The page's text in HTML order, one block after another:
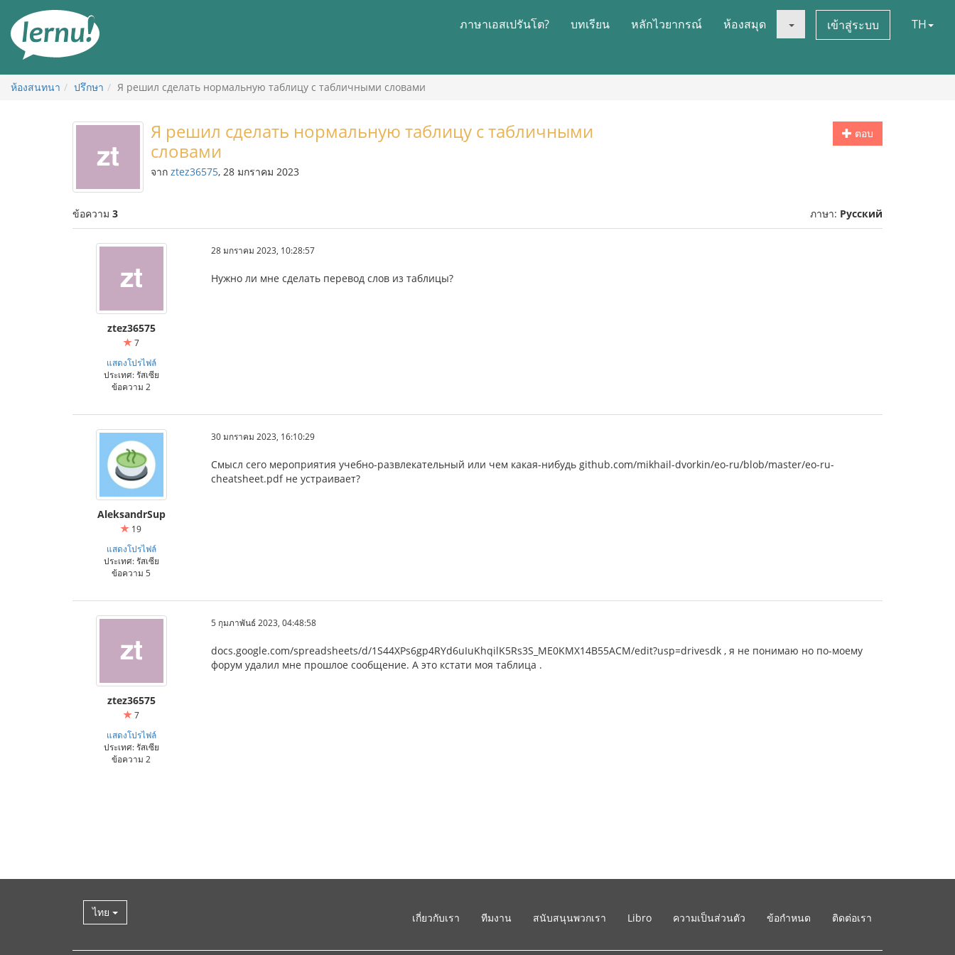
สารบัญ
ภาษาเอสเปรันโต? บทเรียน หลักไวยากรณ์ ห้องสมุด เข้าสู่ระบบ TH
ห้องสนทนา ปรึกษา Я решил сделать нормальную таблицу с табличными словами
ตอบ
Я решил сделать нормальную таблицу с табличными
словами
จาก ztez36575, 28 มกราคม 2023
ข้อความ 3 ภาษา: Русский
ztez36575
7
แสดงโปรไฟล์
ประเทศ: รัสเซีย
ข้อความ 2
28 มกราคม 2023, 10:28:57
Нужно ли мне сделать перевод слов из таблицы?
AleksandrSup
19
แสดงโปรไฟล์
ประเทศ: รัสเซีย
ข้อความ 5
30 มกราคม 2023, 16:10:29
Смысл сего мероприятия учебно-развлекательный или чем какая-нибудь github.com/mikhail-dvorkin/eo-ru/blob/master/eo-ru-
cheatsheet.pdf не устраивает?
ztez36575
7
แสดงโปรไฟล์
ประเทศ: รัสเซีย
ข้อความ 2
5 กุมภาพันธ์ 2023, 04:48:58
docs.google.com/spreadsheets/d/1S44XPs6gp4RYd6uIuKhqilK5Rs3S_ME0KMX14B55ACM/edit?usp=drivesdk , я не понимаю но по-моему
форум удалил мне прошлое сообщение. А это кстати моя таблица .
ไทย เกี่ยวกับเรา ทีมงาน สนับสนุนพวกเรา Libro ความเป็นส่วนตัว ข้อกำหนด ติดต่อเรา